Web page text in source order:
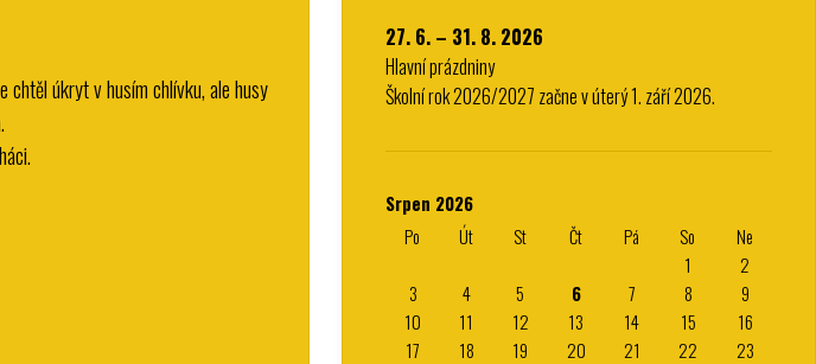
chtěl úkryt v husím chlívku, ale husy
27. 6. – 31. 8. 2026
Hlavní prázdniny
Školní rok 2026/2027 začne v úterý 1. září 2026.
Srpen 2026
Po
Út St Čt Pá So
Ne
1
2
3
4 5 6 7 8
9
10
11 12 13 14 15
16
17
18 19 20 21 22
23